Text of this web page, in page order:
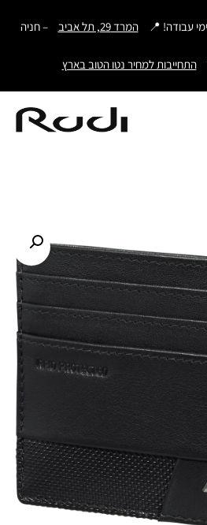
המרד 29, תל אביב – חניה
התחייבות למחיר נטו הטוב בארץ